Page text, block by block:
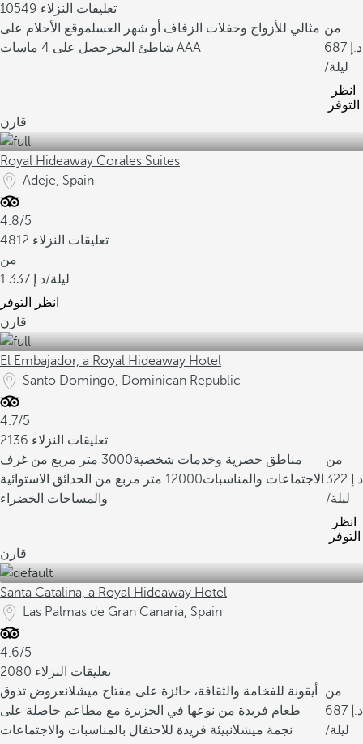
10549 تعليقات النزلاء
مثالي للأزواج وحفلات الزفاف أو شهر العسلموقع الأحلام على
شاطئ البحر حصل على 4 ماسات AAA
من
687
/ليلة
انظر
التوفر
قارن
Royal Hideaway Corales Suites
Adeje, Spain
4.8/5
4812 تعليقات النزلاء
من
1.337
/ليلة
انظر التوفر
قارن
El Embajador, a Royal Hideaway Hotel
Santo Domingo, Dominican Republic
4.7/5
2136 تعليقات النزلاء
مناطق حصرية وخدمات شخصية
3000 متر مربع من غرف
الاجتماعات والمناسبات
12000 متر مربع من الحدائق الاستوائية
والمساحات الخضراء
من
322
/ليلة
انظر
التوفر
قارن
Santa Catalina, a Royal Hideaway Hotel
Las Palmas de Gran Canaria, Spain
4.6/5
2080 تعليقات النزلاء
أيقونة للفخامة والثقافة، حائزة على مفتاح ميشلانعروض تذوق
طعام فريدة من نوعها في الجزيرة مع مطاعم حاصلة على
نجمة ميشلانبيئة فريدة للاحتفال بالمناسبات والاجتماعات
من
687
/ليلة